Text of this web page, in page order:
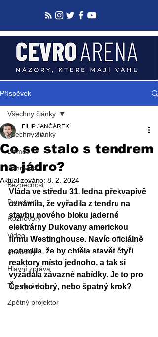
Příspěvek
Všechny články
Domov
Zahraničí
Bezpečnost
Panorama
Rozhovory
Video
Podcasty
Hlavní zpráva
Top zpráva
Zpětný projektor
Všechny články
Co se stalo s tendrem
na jádro?
FILIP JANČÁREK
7. 2. 2024
Aktualizováno: 8. 2. 2024
Vláda ve středu 31. ledna překvapivě
oznámila, že vyřadila z tendru na
stavbu nového bloku jaderné
elektrárny Dukovany americkou
firmu Westinghouse. Navíc oficiálně
potvrdila, že by chtěla stavět čtyři
reaktory místo jednoho, a tak si
vyžádala závazné nabídky. Je to pro
Česko dobrý, nebo špatný krok?